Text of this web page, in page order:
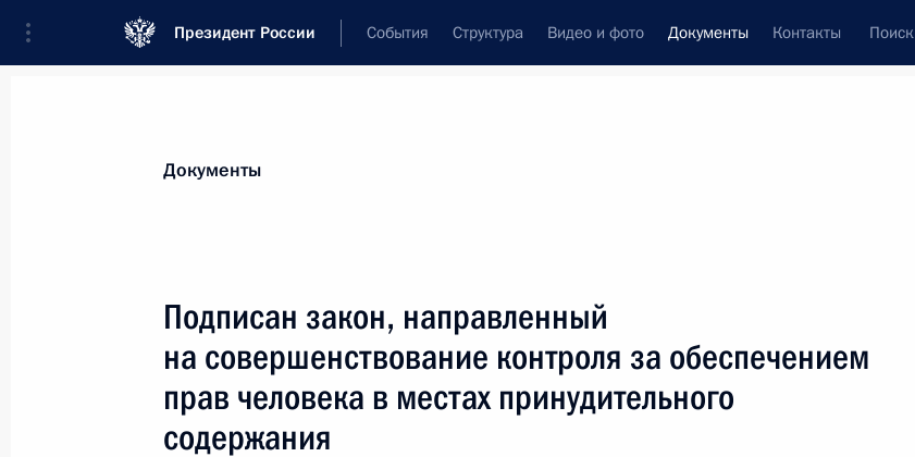
Президент России События Структура Видео и фото Документы Контакты Поиск
правонарушениях
30 июля 2018 года, 11:05
Документы
Подписан закон, направленный
на совершенствование контроля за обеспечением
прав человека в местах принудительного
содержания